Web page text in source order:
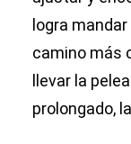
logra
camino más
llevar la
prolongado,